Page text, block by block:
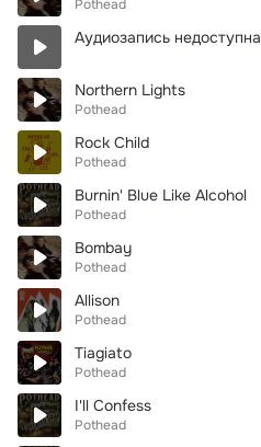
Pothead
Аудиозапись недоступна
Northern Lights
Pothead
Rock Child
Pothead
Burnin' Blue Like Alcohol
Pothead
Bombay
Pothead
Allison
Pothead
Tiagiato
Pothead
I'll Confess
Pothead